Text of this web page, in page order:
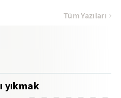
yıkmak
Tüm Yazıları